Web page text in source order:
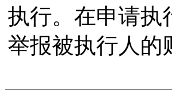
执行。在申请执
举报被执行人的